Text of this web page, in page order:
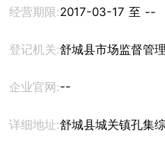
经营期限: 2017-03-17 至 --
登记机关:舒城县市场监督管
企业官网:--
详细地址:舒城县城关镇孔集